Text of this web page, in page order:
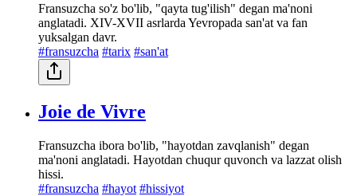
Fransuzcha so'z bo'lib, "qayta tug'ilish" degan ma'noni
anglatadi. XIV-XVII asrlarda Yevropada san'at va fan
yuksalgan davr.
#fransuzcha #tarix #san'at
Joie de Vivre
Fransuzcha ibora bo'lib, "hayotdan zavqlanish" degan
ma'noni anglatadi. Hayotdan chuqur quvonch va lazzat olish
hissi.
#fransuzcha #hayot #hissiyot